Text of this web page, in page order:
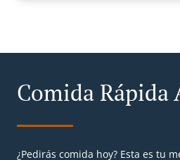
Comida
¿Pedirás comida hoy? Esta es tu